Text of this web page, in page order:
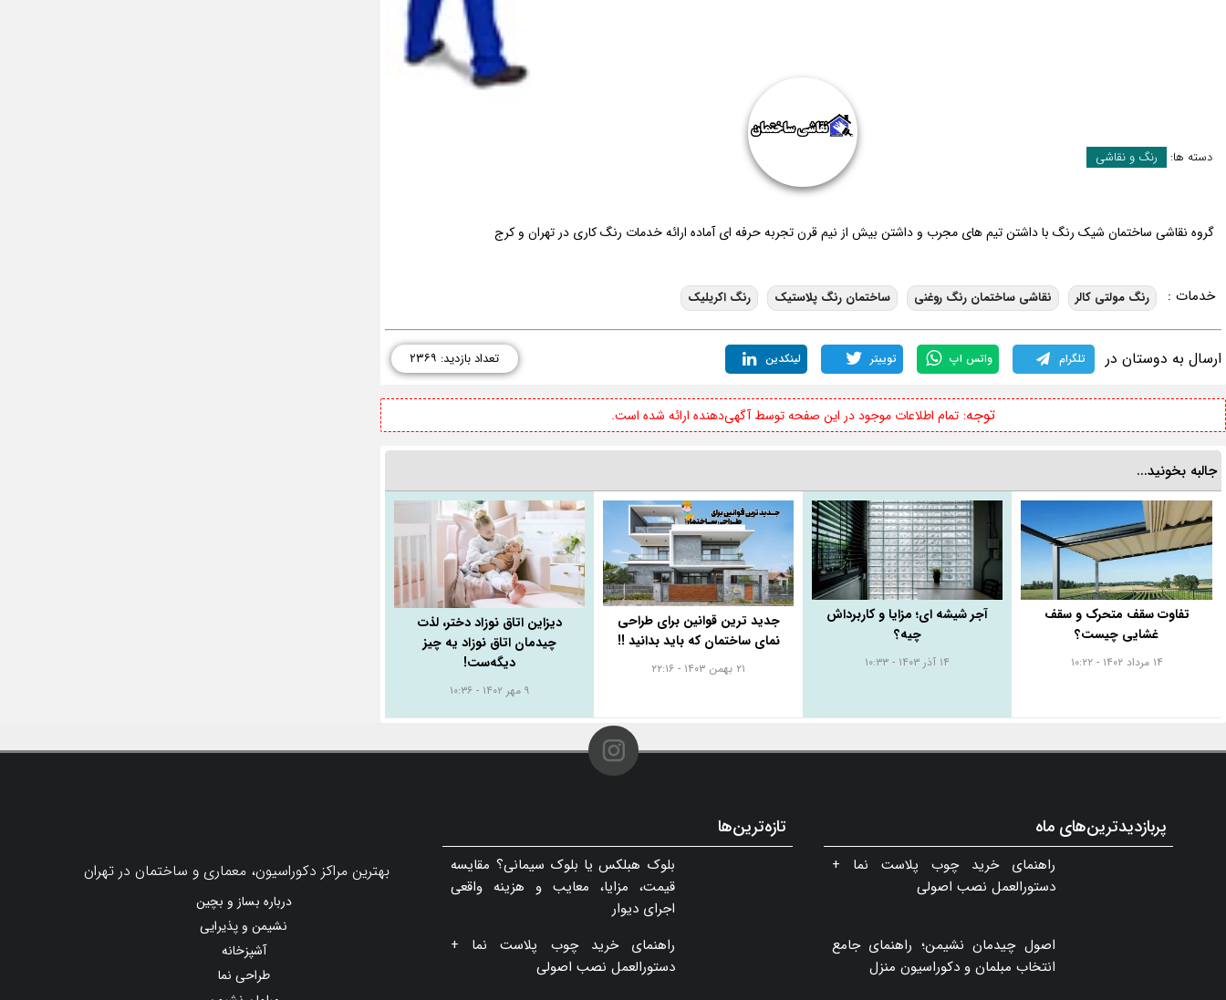
دسته ها: رنگ و نقاشی
گروه نقاشی ساختمان شیک رنگ با داشتن تیم های مجرب و داشتن بیش از نیم قرن تجربه حرفه ای آماده ارائه خدمات رنگ کاری در تهران و کرج
خدمات : رنگ مولتی کالر نقاشی ساختمان رنگ روغنی ساختمان رنگ پلاستیک رنگ اکریلیک
ارسال به دوستان در تلگرام واتس اپ توییتر لینکدین تعداد بازدید: ۲۳۶۹
توجه:تمام اطلاعات موجود در این صفحه توسط آگهی‌دهنده ارائه شده است.
جالبه بخونید...
تفاوت سقف متحرک و سقف
غشایی چیست؟
۱۴ مرداد ۱۴۰۲ - ۱۰:۲۲
آجر شیشه ای؛ مزایا و کاربرداش
چیه؟
۱۴ آذر ۱۴۰۳ - ۱۰:۳۳
جدید ترین قوانین برای طراحی
نمای ساختمان که باید بدانید !!
۲۱ بهمن ۱۴۰۳ - ۲۲:۱۶
دیزاین اتاق نوزاد دختر، لذت
چیدمان اتاق نوزاد یه چیز
دیگه‌ست!
۹ مهر ۱۴۰۲ - ۱۰:۳۶
پربازدیدترین‌های ماه
راهنمای خرید چوب پلاست نما +
دستورالعمل نصب اصولی
اصول چیدمان نشیمن؛ راهنمای جامع
انتخاب مبلمان و دکوراسیون منزل
تازه‌ترین‌ها
بلوک هبلکس یا بلوک سیمانی؟ مقایسه
قیمت، مزایا، معایب و هزینه واقعی
اجرای دیوار
راهنمای خرید چوب پلاست نما +
دستورالعمل نصب اصولی
بهترین مراکز دکوراسیون، معماری و ساختمان در تهران
درباره بساز و بچین
نشیمن و پذیرایی
آشپزخانه
طراحی نما